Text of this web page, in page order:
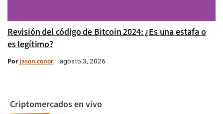
Revisión del código de Bitcoin 2024: ¿Es una estafa o
es legítimo?
Porjason conor agosto 3, 2026
Criptomercados en vivo